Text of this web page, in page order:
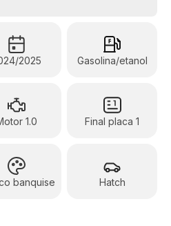
2025 Gasolina/etanol
1.0 Final placa 1
banquise Hatch